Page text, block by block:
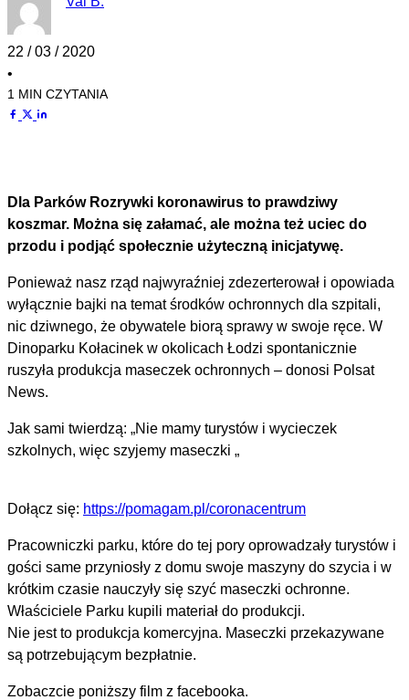
22 / 03 / 2020
•
1 MIN CZYTANIA
Dla Parków Rozrywki koronawirus to prawdziwy
koszmar. Można się załamać, ale można też uciec do
przodu i podjąć społecznie użyteczną inicjatywę.
Ponieważ nasz rząd najwyraźniej zdezerterował i opowiada
wyłącznie bajki na temat środków ochronnych dla szpitali,
nic dziwnego, że obywatele biorą sprawy w swoje ręce. W
Dinoparku Kołacinek w okolicach Łodzi spontanicznie
ruszyła produkcja maseczek ochronnych – donosi Polsat
News.
Jak sami twierdzą: „Nie mamy turystów i wycieczek
szkolnych, więc szyjemy maseczki „
Dołącz się: https://pomagam.pl/coronacentrum
Pracowniczki parku, które do tej pory oprowadzały turystów i
gości same przyniosły z domu swoje maszyny do szycia i w
krótkim czasie nauczyły się szyć maseczki ochronne.
Właściciele Parku kupili materiał do produkcji.
Nie jest to produkcja komercyjna. Maseczki przekazywane
są potrzebującym bezpłatnie.
Zobaczcie poniższy film z facebooka.